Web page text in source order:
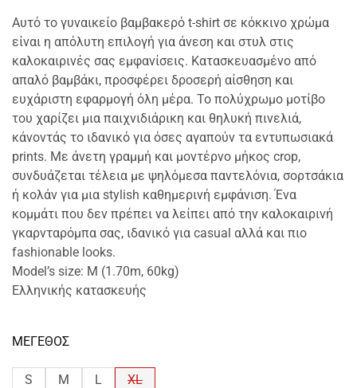
Αυτό το γυναικείο βαμβακερό t-shirt σε κόκκινο χρώμα
είναι η απόλυτη επιλογή για άνεση και στυλ στις
καλοκαιρινές σας εμφανίσεις. Κατασκευασμένο από
απαλό βαμβάκι, προσφέρει δροσερή αίσθηση και
ευχάριστη εφαρμογή όλη μέρα. Το πολύχρωμο μοτίβο
του χαρίζει μια παιχνιδιάρικη και θηλυκή πινελιά,
κάνοντάς το ιδανικό για όσες αγαπούν τα εντυπωσιακά
prints. Με άνετη γραμμή και μοντέρνο μήκος crop,
συνδυάζεται τέλεια με ψηλόμεσα παντελόνια, σορτσάκια
ή κολάν για μια stylish καθημερινή εμφάνιση. Ένα
κομμάτι που δεν πρέπει να λείπει από την καλοκαιρινή
γκαρνταρόμπα σας, ιδανικό για casual αλλά και πιο
fashionable looks.
Model’s size: M (1.70m, 60kg)
Ελληνικής κατασκευής
ΜΕΓΕΘΟΣ
S M L XL